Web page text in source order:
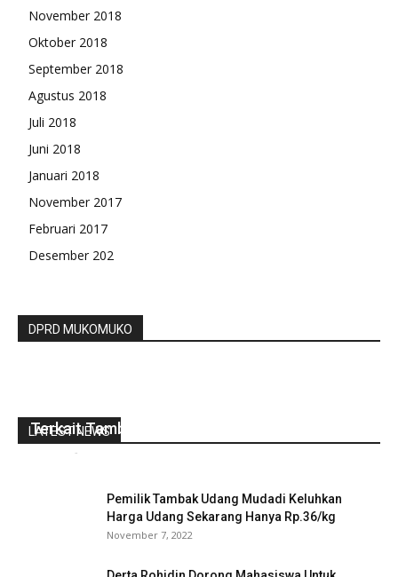
November 2018
Oktober 2018
September 2018
Agustus 2018
Juli 2018
Juni 2018
Januari 2018
November 2017
Februari 2017
Desember 202
DPRD MUKOMUKO
LATEST NEWS
Terkait Tambang Pasir Besi
-
Pemilik Tambak Udang Mudadi Keluhkan
Harga Udang Sekarang Hanya Rp.36/kg
November 7, 2022